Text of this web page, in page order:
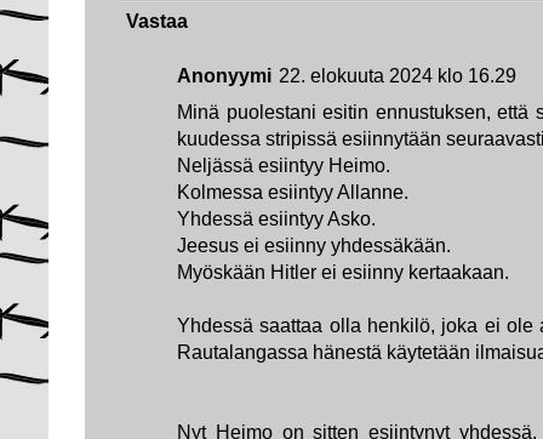
Anonyymi 22. elokuuta 2024 klo 16.29
Minä puolestani esitin ennustuksen, että
kuudessa stripissä esiinnytään
Neljässä esiintyy Heimo.
Kolmessa esiintyy Allanne.
Yhdessä esiintyy Asko.
Jeesus ei esiinny yhdessäkään.
Myöskään Hitler ei esiinny kertaakaan.
Yhdessä saattaa olla henkilö, joka ei ole
Rautalangassa hänestä käytetään
Nyt Heimo on sitten esiintynyt
Vastaa